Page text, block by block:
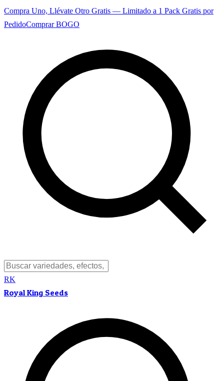
Compra Uno, Llévate Otro Gratis — Limitado a 1 Pack Gratis por
PedidoComprar BOGO
RK
Royal King Seeds